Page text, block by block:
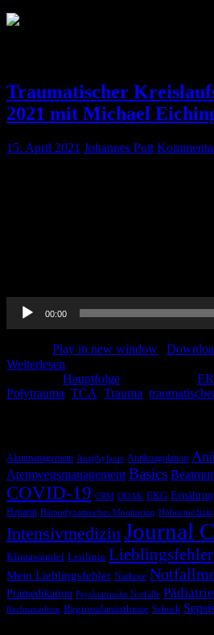
Traumatischer
2021 mit Michael
15. April 2021 Johannes Pott
Audio-
Player
00:00
Play in new window
Weiterlesen
Hauptfolge
Polytrauma TCA Trauma
Akutmanagement Anaphylaxie Antikoagulation
Atemwegsmanagement Basics
COVID-19 CRM DOAK EKG
Heparin Hämodynamisches Monitoring Höhenmedizin
IntensivmedizinJournal
Klimawandel Leitlinie Lieblingsfehler
Mein Lieblingsfehler Narkose
Prämedikation Psychiatrische Notfälle Pädiatrie
Rechtsmedizin Regionalanästhesie Schock